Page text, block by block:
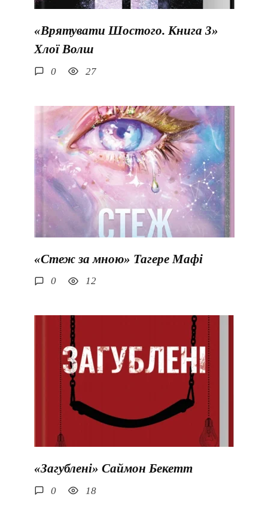
«Врятувати Шостого. Книга 3»
Хлої Волш
0 27
«Стеж за мною» Тагере Мафі
0 12
«Загублені» Саймон Бекетт
0 18